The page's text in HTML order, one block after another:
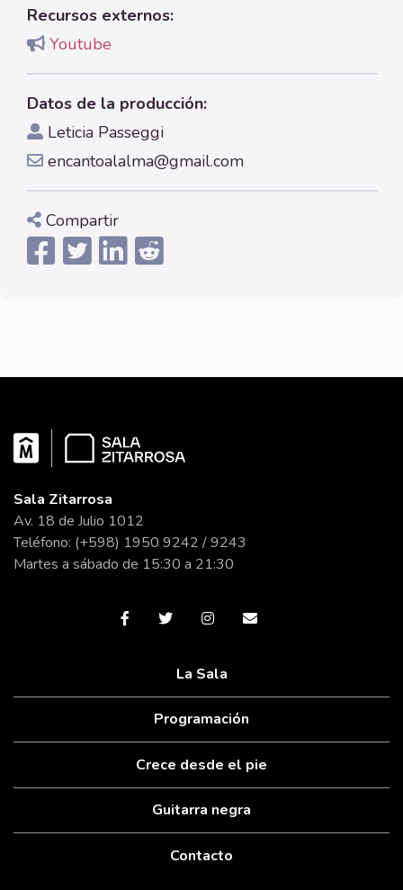
Recursos externos:
Youtube
Datos de la producción:
Leticia Passeggi
encantoalalma@gmail.com
Compartir
Sala Zitarrosa
Av. 18 de Julio 1012
Teléfono: (+598) 1950 9242 / 9243
Martes a sábado de 15:30 a 21:30
La Sala
Programación
Crece desde el pie
Guitarra negra
Contacto